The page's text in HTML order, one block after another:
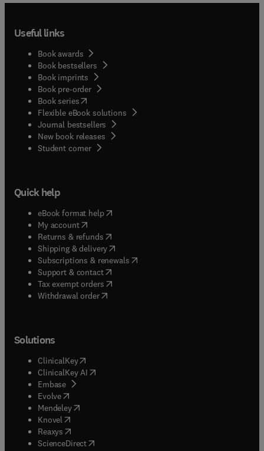
Useful links
Book awards
Book bestsellers
Book imprints
Book pre-order
Book series(opens in new tab/window
Flexible eBook solutions
Journal bestsellers
New book releases
Student corner( opens in new tab/window
Quick help
eBook format help( opens in new tab/window
My account( opens in new tab/window
Returns & refunds( opens in new tab/window
Shipping & delivery(opens in new tab/window
Subscriptions & renewals( opens in new tab/window
Support & contact( opens in new tab/window
Tax exempt orders( opens in new tab/window
Withdrawal order
Solutions
ClinicalKey(opens in new tab/window
ClinicalKey AI opens in new tab/window
Embase( opens in new tab/window
Evolve(opens in new tab/window
Mendeley( opens in new tab/window
Knovel (opens in new tab/window
Reaxys (opens in new tab/window
ScienceDirect(opens in new tab/window